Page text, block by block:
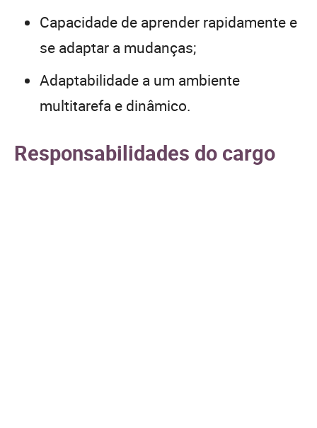
Capacidade de aprender rapidamente e
se adaptar a mudanças;
Adaptabilidade a um ambiente
multitarefa e dinâmico.
Responsabilidades do cargo